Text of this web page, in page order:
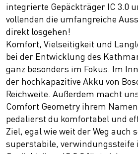
integrierte Gepäckträger IC 3.0
vollenden die umfangreiche
direkt losgehen!
Komfort, Vielseitigkeit und
bei der Entwicklung des
ganz besonders im Fokus. Im
der hochkapazitive Akku von
Reichweite. Außerdem macht
Comfort Geometry ihrem
pedalierst du komfortabel und
Ziel, egal wie weit der Weg auch
superstabile, verwindungssteife